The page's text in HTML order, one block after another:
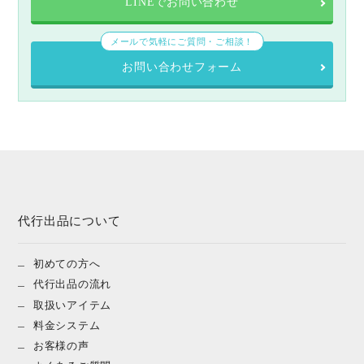
メールで気軽にご質問・ご相談！
お問い合わせフォーム
代行出品について
初めての方へ
代行出品の流れ
取扱いアイテム
料金システム
お客様の声